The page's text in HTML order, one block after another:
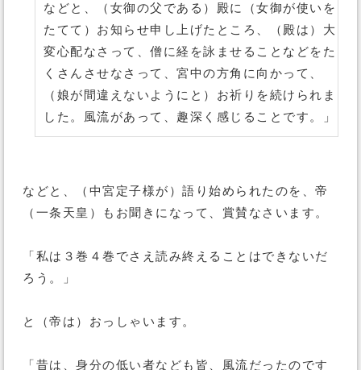
などと、（女御の父である）殿に（女御が使いを
たてて）お知らせ申し上げたところ、（殿は）大
変心配なさって、僧に経を詠ませることなどをた
くさんさせなさって、宮中の方角に向かって、
（娘が間違えないようにと）お祈りを続けられま
した。風流があって、趣深く感じることです。」
などと、（中宮定子様が）語り始められたのを、帝
（一条天皇）もお聞きになって、賞賛なさいます。
「私は３巻４巻でさえ読み終えることはできないだ
ろう。」
と（帝は）おっしゃいます。
「昔は、身分の低い者なども皆、風流だったのです